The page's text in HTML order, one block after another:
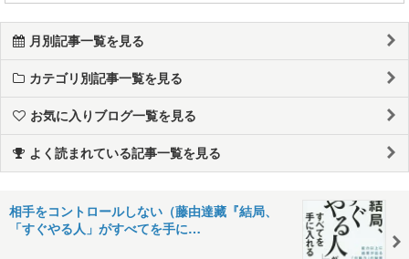
月別記事一覧を見る
カテゴリ別記事一覧を見る
お気に入りブログ一覧を見る
よく読まれている記事一覧を見る
相手をコントロールしない（藤由達藏『結局、
「すぐやる人」がすべてを手に…